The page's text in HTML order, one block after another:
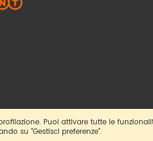
Puoi attivare tutte le
su "Gestisci preferenze".